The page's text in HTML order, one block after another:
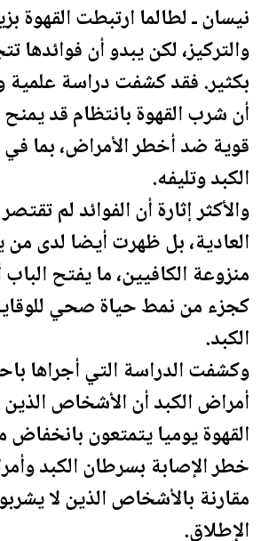
نيسان ـ لطالما ارتبطت القهوة
والتركيز، لكن يبدو أن فوائدها
بكثير. فقد كشفت دراسة علمية
أن شرب القهوة بانتظام قد يمنح
قوية ضد أخطر الأمراض، بما
الكبد وتليفه.
والأكثر إثارة أن الفوائد لم
العادية، بل ظهرت أيضا لدى من
منزوعة الكافيين، ما يفتح الباب
كجزء من نمط حياة صحي
الكبد.
وكشفت الدراسة التي أجراها
أمراض الكبد أن الأشخاص
القهوة يوميا يتمتعون
خطر الإصابة بسرطان الكبد
مقارنة بالأشخاص الذين لا
الإطلاق.